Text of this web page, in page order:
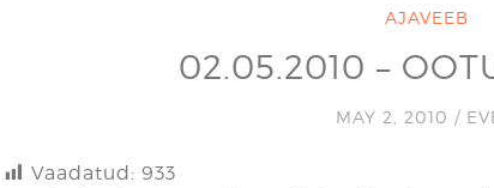
AJAVEEB
02.05.2010 –
MAY 2, 2010 /
Vaadatud: 933